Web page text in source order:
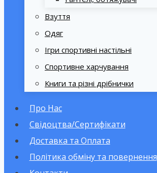
Взуття
Одяг
Ігри спортивні настільні
Спортивне харчування
Книги та різні дрібнички
Про Нас
Свідоцтва/Сертифікати
Доставка та Оплата
Політика обміну та повернення